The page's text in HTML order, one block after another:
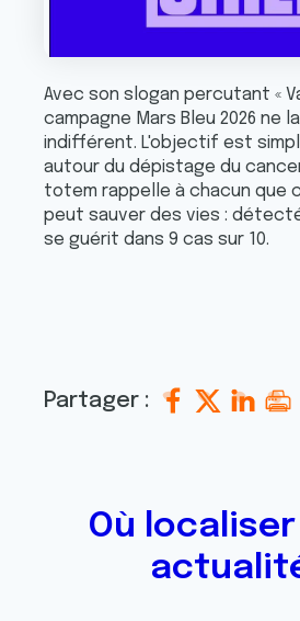
Avec son slogan percutant «
campagne Mars Bleu 2026 ne
indifférent. L'objectif est
autour du dépistage du
totem rappelle à chacun que
peut sauver des vies :
se guérit dans 9 cas sur 10.
Partager :
Où